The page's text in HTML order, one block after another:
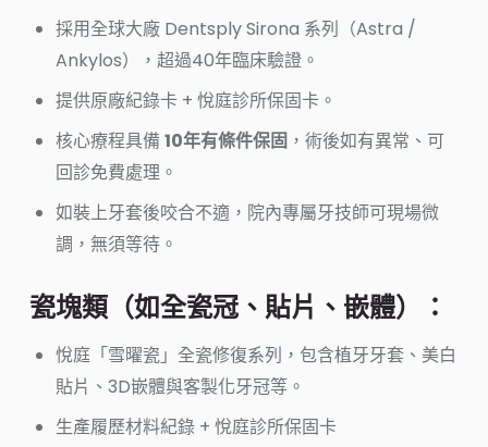
採用全球大廠 Dentsply Sirona 系列（Astra /
Ankylos），超過40年臨床驗證。
提供原廠紀錄卡 + 悅庭診所保固卡。
核心療程具備 10年有條件保固 ，術後如有異常、可
回診免費處理。
如裝上牙套後咬合不適，院內專屬牙技師可現場微
調，無須等待。
瓷塊類（如全瓷冠、貼片、嵌體）：
悅庭「雪曜瓷」全瓷修復系列，包含植牙牙套、美白
貼片、3D嵌體與客製化牙冠等。
生產履歷材料紀錄 + 悅庭診所保固卡